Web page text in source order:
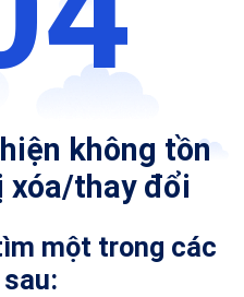
không tồn
xóa/thay đổi
một trong các